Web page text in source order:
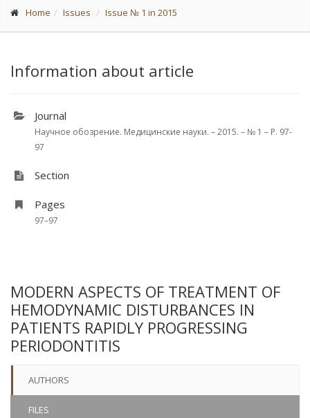
Home Issues Issue № 1 in 2015
Information about article
Journal
Научное обозрение. Медицинские науки. – 2015. – № 1 – P. 97-
97
Section
Pages
97–97
MODERN ASPECTS OF TREATMENT OF
HEMODYNAMIC DISTURBANCES IN
PATIENTS RAPIDLY PROGRESSING
PERIODONTITIS
AUTHORS
FILES